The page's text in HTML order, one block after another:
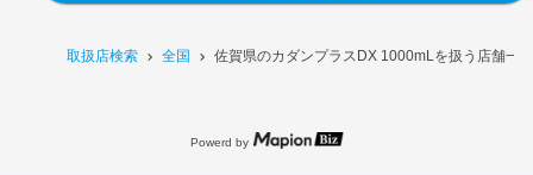
取扱店検索 全国 佐賀県のカダンプラスDX 1000mLを扱う店舗一覧
Powerd by